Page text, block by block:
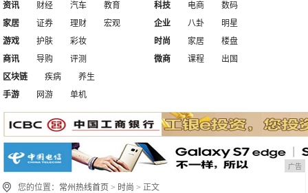
资讯 财经 汽车
教育
家居
证券 理财 宏观
科技 电商
数码
企业
八卦
明星
游戏
护肤
彩妆
商讯
导购 评测
时尚 家居
楼盘
微商
课程
出国
区块链
疾病
养生
手游
网游 单机
广告
您的位置： 常州热线首页 > 时尚 > 正文